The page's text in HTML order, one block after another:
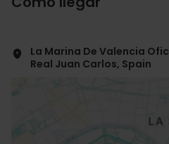
La Marina De Valencia
Real Juan Carlos, Spain